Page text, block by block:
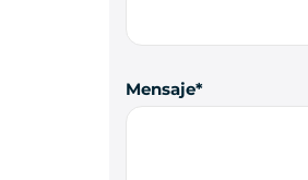
Mensaje